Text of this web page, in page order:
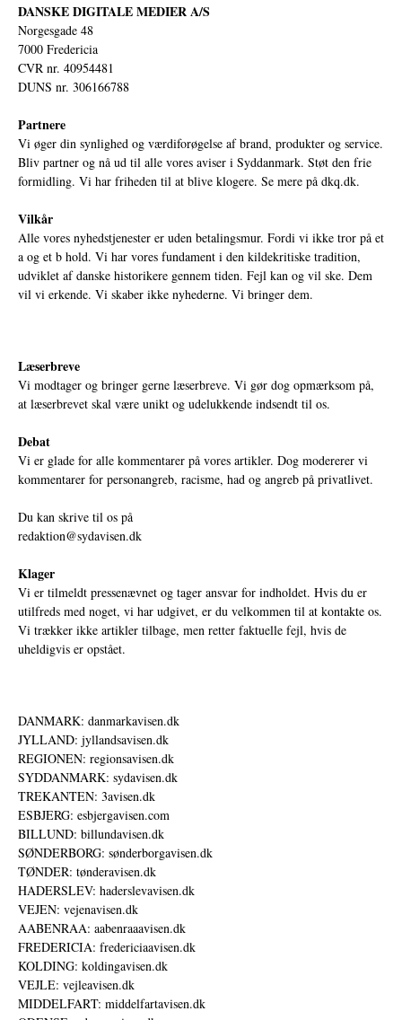
DANSKE DIGITALE MEDIER A/S
Norgesgade 48
7000 Fredericia
CVR nr. 40954481
DUNS nr. 306166788
Partnere
Vi øger din synlighed og værdiforøgelse af brand, produkter og service.
Bliv partner og nå ud til alle vores aviser i Syddanmark. Støt den frie
formidling. Vi har friheden til at blive klogere. Se mere på dkq.dk.
Vilkår
Alle vores nyhedstjenester er uden betalingsmur. Fordi vi ikke tror på et
a og et b hold. Vi har vores fundament i den kildekritiske tradition,
udviklet af danske historikere gennem tiden. Fejl kan og vil ske. Dem
vil vi erkende. Vi skaber ikke nyhederne. Vi bringer dem.
Læserbreve
Vi modtager og bringer gerne læserbreve. Vi gør dog opmærksom på,
at læserbrevet skal være unikt og udelukkende indsendt til os.
Debat
Vi er glade for alle kommentarer på vores artikler. Dog modererer vi
kommentarer for personangreb, racisme, had og angreb på privatlivet.
Du kan skrive til os på
redaktion@sydavisen.dk
Klager
Vi er tilmeldt pressenævnet og tager ansvar for indholdet. Hvis du er
utilfreds med noget, vi har udgivet, er du velkommen til at kontakte os.
Vi trækker ikke artikler tilbage, men retter faktuelle fejl, hvis de
uheldigvis er opstået.
DANMARK: danmarkavisen.dk
JYLLAND: jyllandsavisen.dk
REGIONEN: regionsavisen.dk
SYDDANMARK: sydavisen.dk
TREKANTEN: 3avisen.dk
ESBJERG: esbjergavisen.com
BILLUND: billundavisen.dk
SØNDERBORG: sønderborgavisen.dk
TØNDER: tønderavisen.dk
HADERSLEV: haderslevavisen.dk
VEJEN: vejenavisen.dk
AABENRAA: aabenraaavisen.dk
FREDERICIA: fredericiaavisen.dk
KOLDING: koldingavisen.dk
VEJLE: vejleavisen.dk
MIDDELFART: middelfartavisen.dk